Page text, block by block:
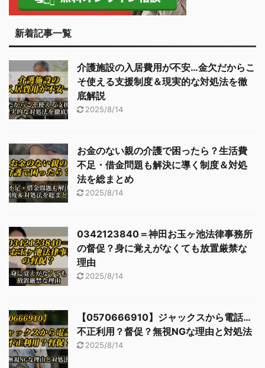
新着記事一覧
介護施設の入居費用が不安…金欠だからこ
そ使える支援制度＆現実的な対処法を徹
底解説
2025/8/14
お金のない親の介護で困ったら？生活費
不足・借金問題も解決に導く制度＆対処
法を総まとめ
2025/8/14
0342123840＝神田お玉ヶ池法律事務所
の督促？身に覚えがなくても放置厳禁な
理由
2025/8/14
【0570666910】ジャックスから電話…
不正利用？督促？無視NGな理由と対処法
2025/8/14